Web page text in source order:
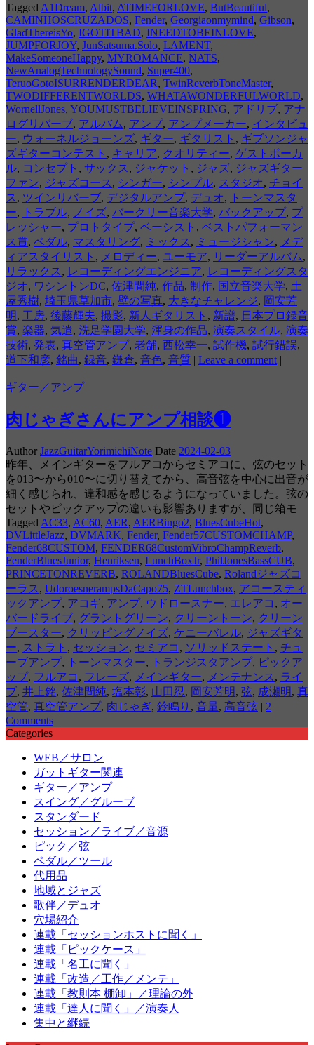
Tagged A1Dream, Albit, ATIMEFORLOVE, ButBeautiful,
CAMINHOSCRUZADOS, Fender, Georgiaonmymind, Gibson,
GladThereisYo, IGOTITBAD, INEEDTOBEINLOVE,
JUMPFORJOY, JunSatsuma.Solo, LAMENT,
MakeSomeoneHappy, MYROMANCE, NATS,
NewAnalogTechnologySound, Super400,
TeruoGotoISURRENDERDEAR, TwinReverbToneMaster,
TWODIFFERENTWORLDS, WHATAWONDERFULWORLD,
WornellJones, YOUMUSTBELIEVEINSPRING, アドリブ, アナ
ログリバーブ, アルバム, アンプ, アンプメーカー, インタビュ
ー, ウォーネルジョーンズ, ギター, ギタリスト , ギブソンジャ
ズギターコンテスト , キャリア, クオリティー, ゲストボーカ
ル, コンセプト , サックス , ジャケット , ジャズ, ジャズギター
ファン, ジャズコース , シンガー, シンプル, スタジオ, チョイ
ス , ツインリバーブ, デジタルアンプ, デュオ,
トーンマスタ
ー, トラブル, ノイズ, バークリー音楽大学, バックアップ, プ
レッシャー, プロトタイプ, ベーシスト , ベストパフォーマン
ス賞, ペダル, マスタリング, ミックス , ミュージシャン, メデ
ィアスタイリスト , メロディー, ユーモア, リーダーアルバム,
リラックス , レコーディングエンジニア, レコーディングスタ
ジオ, ワシントンDC, 佐津間純, 作品, 制作, 国立音楽大学, 土
屋秀樹, 埼玉県草加市, 壁の写真, 大きなチャレンジ, 岡安芳
明, 工房, 後藤輝夫, 撮影, 新人ギタリスト , 新譜, 日本プロ録音
賞, 楽器, 気遣, 洗足学園大学, 渾身の作品, 演奏スタイル, 演奏
技術, 発表, 真空管アンプ, 老舗, 西松幸一, 試作機, 試行錯誤,
道下和彦, 銘曲, 録音, 鎌倉, 音色, 音質 | Leave a comment |
ギター／アンプ
肉じゃぎさんにアンプ相談❶
Author JazzGuitarYorimichiNote Date 2024-02-03
昨年、メインギターをフルアコからセミアコに、弦のセット
を013〜から010〜に切り替えてから、高音弦を中心に出音が
細く感じられ、違和感を感じるようになっていました。弦の
セットやピックアップの違いも影響ありますが、同じ箱モ
Tagged AC33, AC60, AER, AERBingo2, BluesCubeHot,
DVLittleJazz, DVMARK, Fender, Fender57CUSTOMCHAMP,
Fender68CUSTOM, FENDER68CustomVibroChampReverb,
FenderBluesJunior, Henriksen, LunchBoxJr, PhilJonesBassCUB,
PRINCETONREVERB, ROLANDBluesCube, Rolandジャズコ
ーラス , UdoroesnerampsDaCapo75, ZTLunchbox, アコースティ
ックアンプ, アコギ, アンプ, ウドロースナー, エレアコ , オー
バードライブ, グラントグリーン, クリーントーン, クリーン
ブースター, クリッピングノイズ, ケニーバレル, ジャズギタ
ー, ストラト , セッション, セミアコ , ソリッドステート , チュ
ーブアンプ, トーンマスター, トランジスタアンプ, ピックア
ップ, フルアコ , フレーズ, メインギター, メンテナンス , ライ
ブ, 井上銘, 佐津間純, 塩本彰, 山田忍, 岡安芳明, 弦, 成瀬明, 真
空管, 真空管アンプ, 肉じゃぎ, 鈴鳴り , 音量, 高音弦 | 2
Comments |
Categories
WEB／サロン
ガットギター関連
ギター／アンプ
スイング／グルーブ
スタンダード
セッション／ライブ／音源
ピック／弦
ペダル／ツール
代用品
地域とジャズ
歌伴／デュオ
穴場紹介
連載「セッションホストに聞く」
連載「ピックケース」
連載「名工に聞く」
連載「改造／工作／メンテ」
連載「教則本 棚卸」／理論の外
連載「達人に聞く」／演奏人
集中と継続